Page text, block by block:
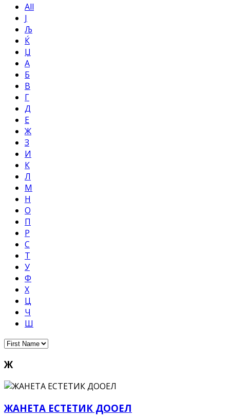
All
Ј
Љ
Ќ
Џ
А
Б
В
Г
Д
Е
Ж
З
И
К
Л
М
Н
О
П
Р
С
Т
У
Ф
Х
Ц
Ч
Ш
Ж
ЖАНЕТА ЕСТЕТИК ДООЕЛ